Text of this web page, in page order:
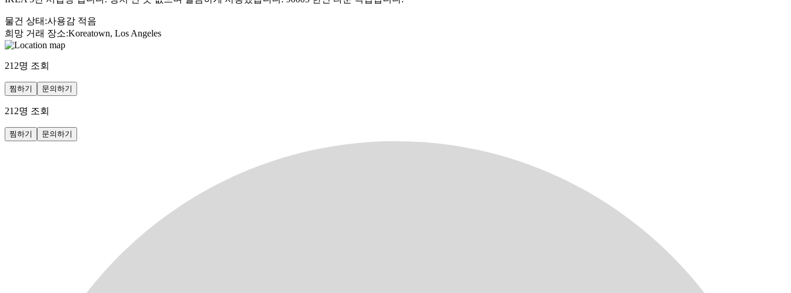
물건 상태 :사용감 적음
희망 거래 장소:Koreatown, Los Angeles
212명 조회
찜하기 문의하기
212명 조회
찜하기 문의하기